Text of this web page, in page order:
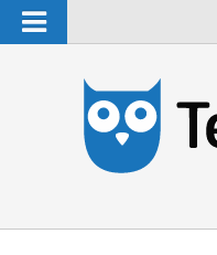
Navigation